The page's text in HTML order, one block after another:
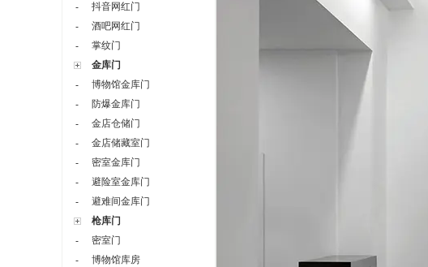
-
抖音网红门
-
酒吧网红门
-
掌纹门
金库门
-
博物馆金库门
-
防爆金库门
-
金店仓储门
-
金店储藏室门
-
密室金库门
-
避险室金库门
-
避难间金库门
枪库门
-
密室门
-
博物馆库房